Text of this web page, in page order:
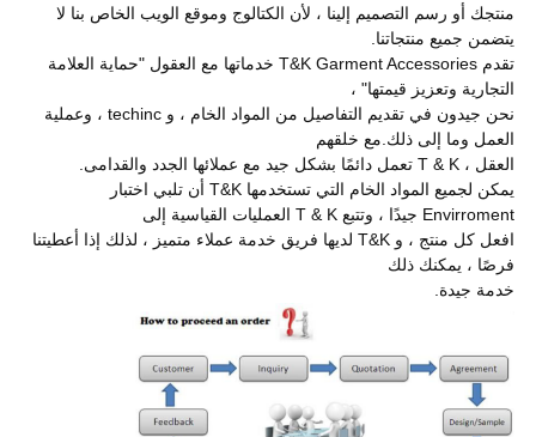
منتجك أو رسم التصميم إلينا ، لأن الكتالوج وموقع الويب الخاص بنا لا
يتضمن جميع منتجاتنا.
تقدم T&K Garment Accessories خدماتها مع العقول "حماية العلامة
التجارية وتعزيز قيمتها" ،
نحن جيدون في تقديم التفاصيل من المواد الخام ، و techinc ، وعملية
العمل وما إلى ذلك.مع خلقهم
العقل ، T & K تعمل دائمًا بشكل جيد مع عملائها الجدد والقدامى.
يمكن لجميع المواد الخام التي تستخدمها T&K أن تلبي اختبار
Envirroment جيدًا ، وتتبع T & K العمليات القياسية إلى
افعل كل منتج ، و T&K لديها فريق خدمة عملاء متميز ، لذلك إذا أعطيتنا
فرصًا ، يمكنك ذلك
خدمة جيدة.